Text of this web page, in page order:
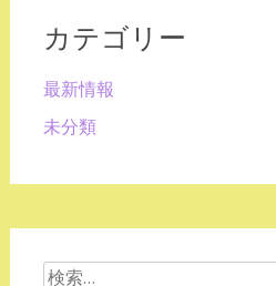
カテゴリー
最新情報
未分類
検